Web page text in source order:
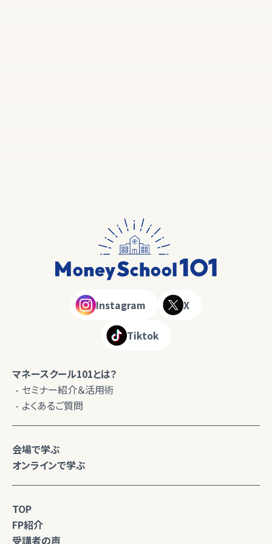
Instagram X
Tiktok
マネースクール101とは？
セミナー紹介＆活用術
よくあるご質問
会場で学ぶ
オンラインで学ぶ
TOP
FP紹介
受講者の声